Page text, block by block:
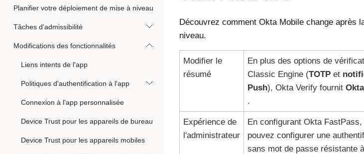
Planifier votre déploiement de mise à niveau
Tâches d'admissibilité
Modifications des fonctionnalités
Liens intents de l'app
Politiques d'authentification à l'app
Connexion à l'app personnalisée
Device Trust pour les appareils de bureau
Device Trust pour les appareils mobiles
Découvrez comment Okta Mobilechange après
niveau.
Modifier le
résumé
En plus des options de
Classic Engine(TOTPet
Push), Okta Verifyfournit
.
Expérience de
l'administrateur
En configurant Okta FastPass,
pouvez configurer une
sans mot de passe résistante à